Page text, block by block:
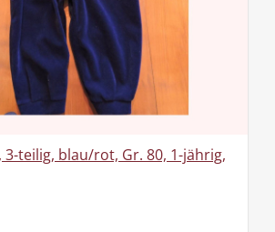
3-teilig, blau/rot, Gr. 80, 1-jährig,